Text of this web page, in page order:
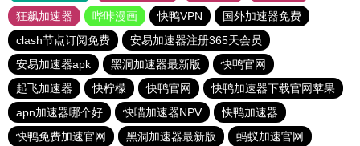
狂飙加速器
哔咔漫画 快鸭VPN
国外加速器免费
clash节点订阅免费
安易加速器注册365天会员
安易加速器apk
黑洞加速器最新版
快鸭官网
起飞加速器
快柠檬 快鸭官网
快鸭加速器下载官网苹果
apn加速器哪个好
快喵加速器NPV
快鸭加速器
快鸭免费加速官网
黑洞加速器最新版 蚂蚁加速官网